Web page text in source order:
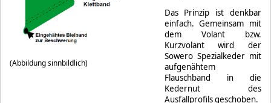
(Abbildung sinnbildlich)
Das Prinzip ist denkbar
einfach. Gemeinsam mit
dem Volant bzw.
Kurzvolant wird der
Sowero Spezialkeder mit
aufgenähtem
Flauschband in die
Kedernut des
Ausfallprofils geschoben.